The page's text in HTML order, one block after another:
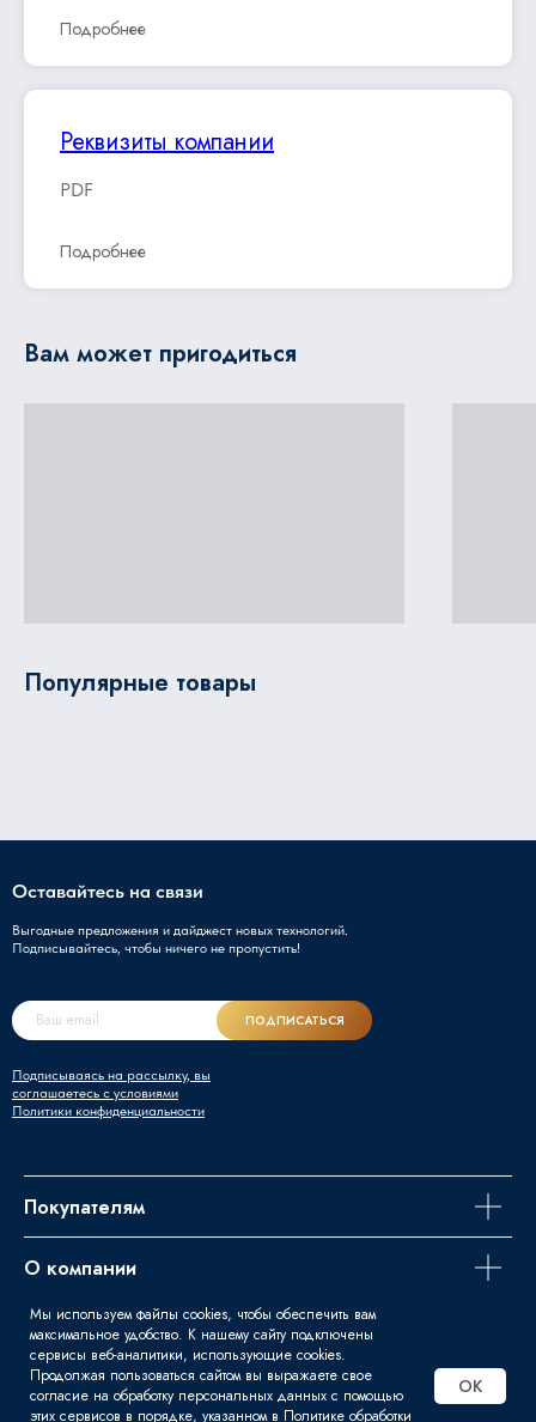
Мы используем файлы cookies, чтобы обеспечить вам
максимальное удобство. К нашему сайту подключены
сервисы веб-аналитики, использующие cookies.
Продолжая пользоваться сайтом вы выражаете свое
согласие на обработку персональных данных с помощью
этих сервисов в порядке, указанном в Политике обработки
OK
Подробнее
Реквизиты компании
PDF
Подробнее
Вам может пригодиться
Популярные товары
Оставайтесь на связи
Выгодные предложения и дайджест новых технологий.
Подписывайтесь, чтобы ничего не пропустить!
Подписываясь на рассылку, вы
соглашаетесь с условиями
Политики конфиденциальности
ПОДПИСАТЬСЯ
Покупателям
О компании
Задайте вопрос